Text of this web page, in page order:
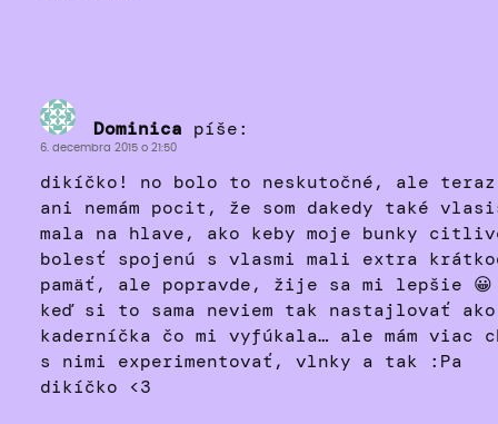
Dominica píše:
6. decembra 2015 o 21:50
dikíčko! no bolo to neskutočné, ale
ani nemám pocit, že som dakedy také
mala na hlave, ako keby moje bunky
bolesť spojenú s vlasmi mali extra
pamäť, ale popravde, žije sa mi lepšie
keď si to sama neviem tak nastajlovať ako
kaderníčka čo mi vyfúkala… ale mám viac
s nimi experimentovať, vlnky a tak :Pa
dikíčko <3